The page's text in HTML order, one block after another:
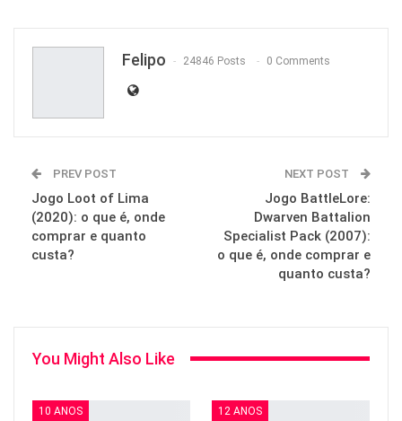
Felipo 24846 Posts 0 Comments
PREV POST
Jogo Loot of Lima
(2020): o que é, onde
comprar e quanto
custa?
NEXT POST
Jogo BattleLore:
Dwarven Battalion
Specialist Pack (2007):
o que é, onde comprar e
quanto custa?
You Might Also Like
10 ANOS 12 ANOS